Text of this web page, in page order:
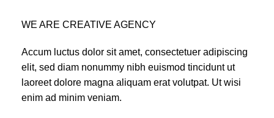
WE ARE CREATIVE AGENCY
Accum luctus dolor sit amet, consectetuer adipiscing
elit, sed diam nonummy nibh euismod tincidunt ut
laoreet dolore magna aliquam erat volutpat. Ut wisi
enim ad minim veniam.